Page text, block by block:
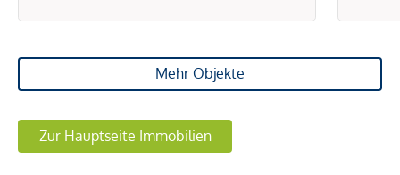
Mehr Objekte
Zur Hauptseite Immobilien